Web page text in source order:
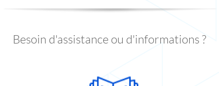
Besoin d'assistance ou d'informations ?